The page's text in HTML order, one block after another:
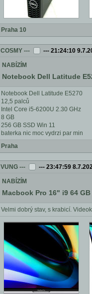
Praha 10
COSMY --- --- 21:24:10
NABÍZÍM
Notebook Dell Latitude
Notebook Dell Latitude E5270
12,5 palců
Intel Core i5-6200U 2.30 GHz
8 GB
256 GB SSD Win 11
baterka nic moc vydrzi par min
Praha
VUNG --- --- 23:47:59
NABÍZÍM
Macbook Pro 16" i9 64
Velmi dobrý stav, s krabicí.